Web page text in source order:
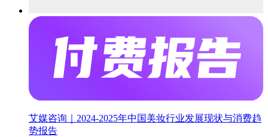
艾媒咨询｜2024-2025年中国美妆行业发展现状与消费趋
势报告